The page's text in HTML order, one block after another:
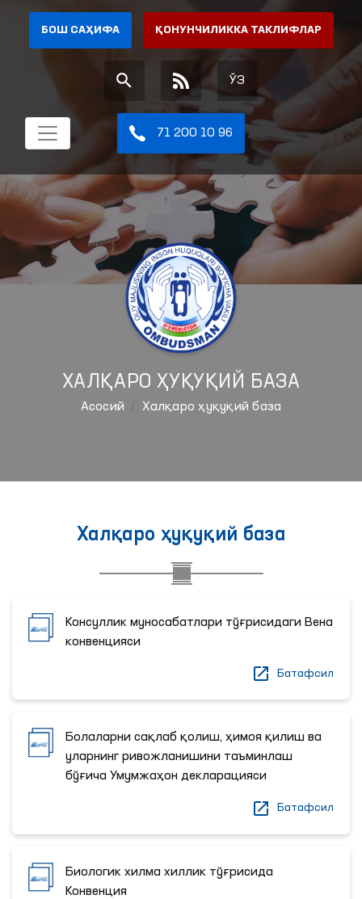
БОШ САҲИФА ҚОНУНЧИЛИККА ТАКЛИФЛАР
ЎЗ
71 200 10 96
ХАЛҚАРО ҲУҚУҚИЙ БАЗА
Aсосий Халқаро ҳуқуқий база
Халқаро ҳуқуқий база
Консуллик муносабатлари тўғрисидаги Вена
конвенцияси
Батафсил
Болаларни сақлаб қолиш, ҳимоя қилиш ва
уларнинг ривожланишини таъминлаш
бўғича Умумжаҳон декларацияси
Батафсил
Биологик хилма хиллик тўғрисида
Конвенция